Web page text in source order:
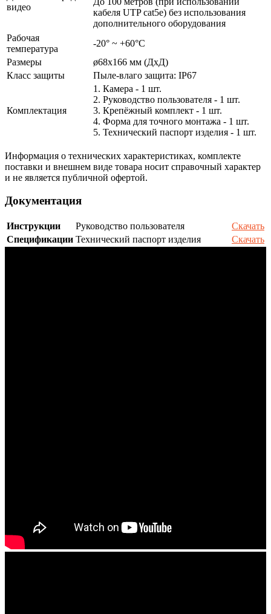
видео
кабеля UTP cat5e) без использования
дополнительного оборудования
Рабочая
температура
-20° ~ +60°С
Размеры
ø68x166 мм (ДхД)
Класс защиты
Пыле-влаго защита: IP67
Комплектация
1. Камера - 1 шт.
2. Руководство пользователя - 1 шт.
3. Крепёжный комплект - 1 шт.
4. Форма для точного монтажа - 1 шт.
5. Технический паспорт изделия - 1 шт.
Информация о технических характеристиках, комплекте
поставки и внешнем виде товара носит справочный характер
и не является публичной офертой.
Документация
Инструкции Руководство пользователя
Скачать
Спецификации Технический паспорт изделия Скачать